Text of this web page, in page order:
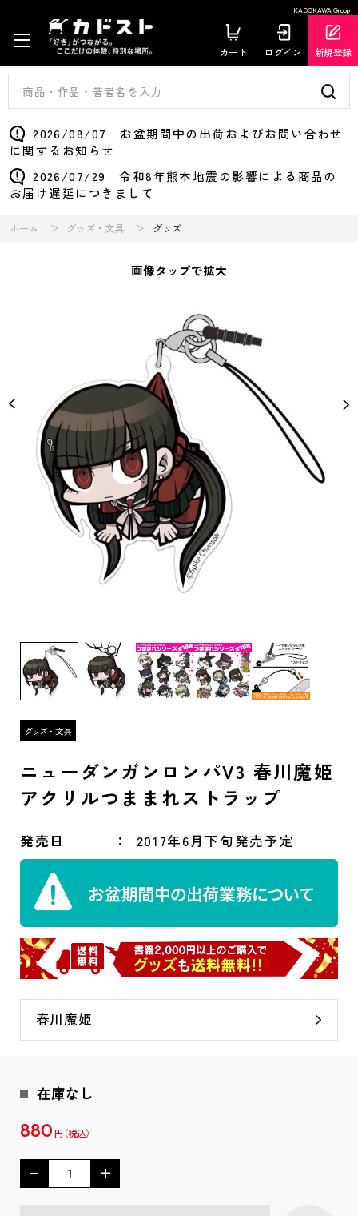
KADOKAWA Group
カート ログイン 新規登録
2026/08/07 お盆期間中の出荷およびお問い合わせ
に関するお知らせ
2026/07/29 令和8年熊本地震の影響による商品の
お届け遅延につきまして
ホーム グッズ・文具 グッズ
画像タップで拡大
ニューダンガンロンパV3 春川魔姫
アクリルつままれストラップ
発売日 2017年6月下旬発売予定
春川魔姫
在庫なし
880 円